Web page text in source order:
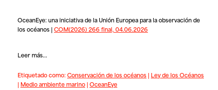
OceanEye: una iniciativa de la Unión Europea para la observación de
los océanos | COM(2026) 266 final, 04.06.2026
Leer más...
Etiquetado como:Conservación de los océanos| Ley de los Océanos
| Medio ambiente marino| OceanEye